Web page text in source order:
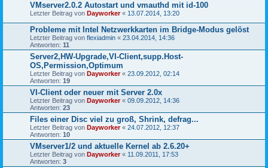
VMserver2.0.2 Autostart und vmauthd mit id-100
Letzter Beitrag von Dayworker« 13.07.2014, 13:20
Probleme mit Intel Netzwerkkarten im Bridge-Modus gelöst
Letzter Beitrag von flexiadmin « 23.04.2014, 14:36
Antworten: 11
Server2,HW-Upgrade,VI-Client,supp.Host-
OS,Permission,Optimum
Letzter Beitrag von Dayworker« 23.09.2012, 02:14
Antworten: 19
VI-Client oder neuer mit Server 2.0x
Letzter Beitrag von Dayworker« 09.09.2012, 14:36
Antworten: 23
Files einer Disc viel zu groß, Shrink, defrag...
Letzter Beitrag von Dayworker« 24.07.2012, 12:37
Antworten: 10
VMserver1/2 und aktuelle Kernel ab 2.6.20+
Letzter Beitrag von Dayworker« 11.09.2011, 17:53
Antworten: 3